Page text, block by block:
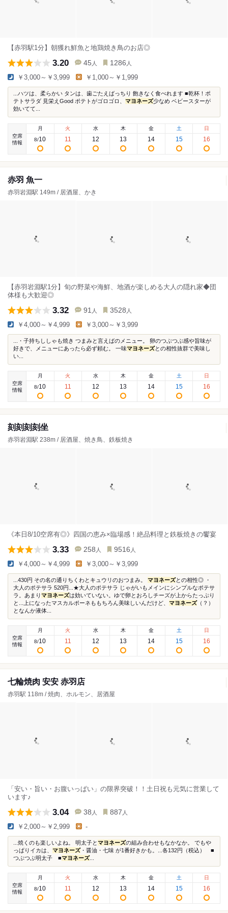
【赤羽駅1分】朝獲れ鮮魚と地鶏焼き鳥のお店◎
3.20 45 人 1286 人
￥3,000～￥3,999 ￥1,000～￥1,999
...ハツは、柔らかい タンは、歯ごたえばっちり 飽きなく食べれます ■乾杯！ポ
テトサラダ 見栄えGood ポテトがゴロゴロ、 マヨネーズ少なめ ベビースターが
効いてて...
空席
情報
月
8/10
火
11
水
12
木
13
金
14
土
15
日
16
赤羽 魚一
赤羽岩淵駅 149m / 居酒屋、かき
【赤羽岩淵駅1分】旬の野菜や海鮮、地酒が楽しめる大人の隠れ家◆団
体様も大歓迎◎
3.32 91 人 3528 人
￥4,000～￥4,999 ￥3,000～￥3,999
...・子持ちししゃも焼き つまみと言えばのメニュー。 卵のつぶつぶ感や旨味が
好きで、メニューにあったら必ず頼む。 一味マヨネーズとの相性抜群で美味し
い...
空席
情報
月
8/10
火
11
水
12
木
13
金
14
土
15
日
16
刻刻刻刻坐
赤羽岩淵駅 238m / 居酒屋、焼き鳥、鉄板焼き
《本日8/10空席有◎》四国の恵み×臨場感！絶品料理と鉄板焼きの饗宴
3.33 258 人 9516 人
￥4,000～￥4,999 ￥3,000～￥3,999
...430円 その名の通りちくわとキュウリのおつまみ。 マヨネーズとの相性◎ ・
大人のポテサラ 520円...★大人のポテサラ じゃがいもメインにシンプルなポテサ
ラ。あまりマヨネーズは効いていない。ゆで卵とおろしチーズが上からたっぷり
と...上になったマスカルポーネももちろん美味しいんだけど、 マヨネーズ（？）
となんか液体...
空席
情報
月
8/10
火
11
水
12
木
13
金
14
土
15
日
16
七輪焼肉 安安 赤羽店
赤羽駅 118m / 焼肉、ホルモン、居酒屋
「安い・旨い・お腹いっぱい」の限界突破！！土日祝も元気に営業して
います♪
3.04 38 人 887 人
￥2,000～￥2,999 -
...焼くのも楽しいよね。 明太子とマヨネーズの組み合わせもなかなか。 でもや
っぱりイカは、 マヨネーズ・醤油・七味 が1番好きかも。...各132円（税込） ■
つぶつぶ明太子 ■マヨネーズ...
空席
情報
月
8/10
火
11
水
12
木
13
金
14
土
15
日
16